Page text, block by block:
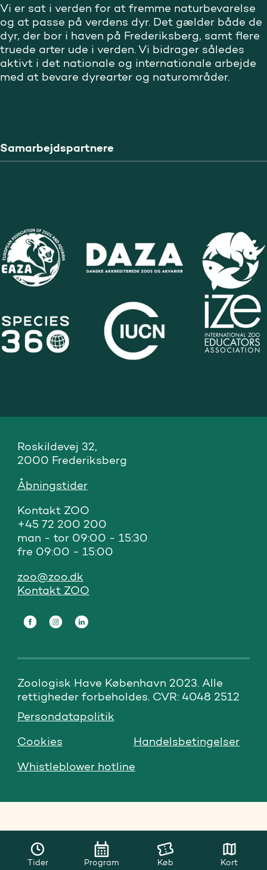
Vi er sat i verden for at fremme naturbevarelse
og at passe på verdens dyr. Det gælder både de
dyr, der bor i haven på Frederiksberg, samt flere
truede arter ude i verden. Vi bidrager således
aktivt i det nationale og internationale arbejde
med at bevare dyrearter og naturområder.
Samarbejdspartnere
Roskildevej 32,
2000 Frederiksberg
Åbningstider
Kontakt ZOO
+45 72 200 200
man - tor 09:00 - 15:30
fre 09:00 - 15:00
zoo@zoo.dk
Kontakt ZOO
Zoologisk Have København 2023. Alle
rettigheder forbeholdes. CVR: 4048 2512
Whistleblower hotline
Cookies Handelsbetingelser
Persondatapolitik
Tider Program Køb Kort